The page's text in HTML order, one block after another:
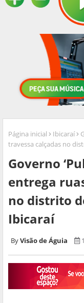
Página inicial Ibicaraí
travessa calçadas no
Governo
entrega
no distrito
Ibicaraí
Visão de Águia